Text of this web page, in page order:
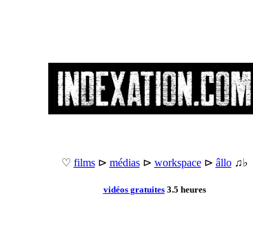
♡ films⊳ médias⊳ workspace⊳ âllo♫♭
vidéos gratuites3.5 heures